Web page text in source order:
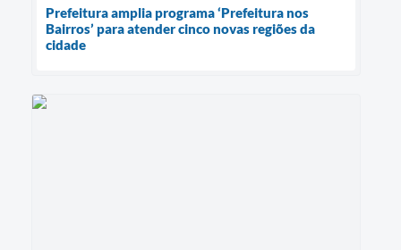
Prefeitura amplia programa ‘Prefeitura nos
Bairros’ para atender cinco novas regiões da
cidade